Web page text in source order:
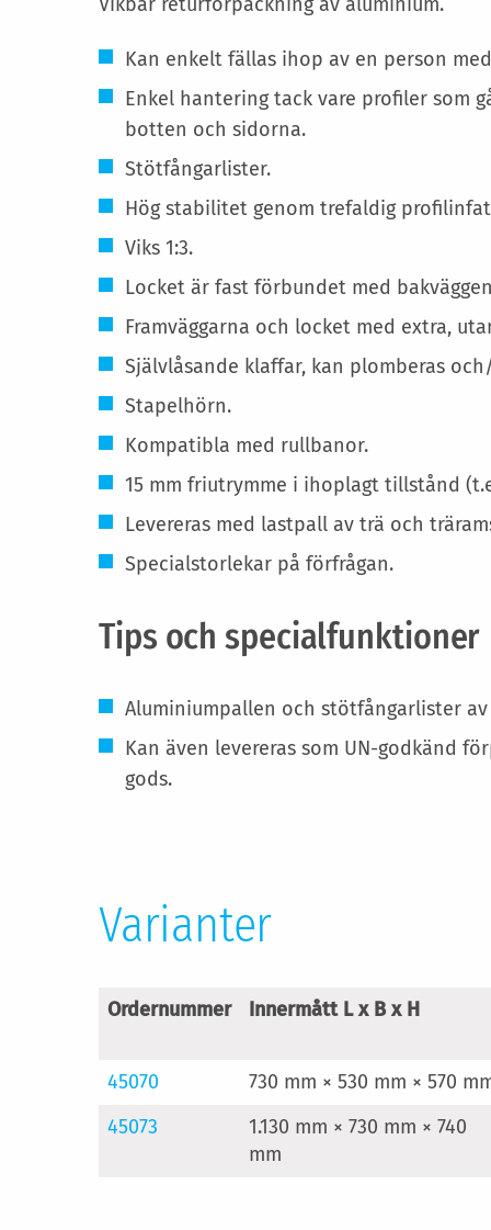
Kan enkelt fällas ihop av en person
Enkel hantering tack vare profiler som
botten och sidorna.
Stötfångarlister.
Hög stabilitet genom trefaldig
Viks 1:3.
Locket är fast förbundet med
Framväggarna och locket med extra,
Självlåsande klaffar, kan plomberas
Stapelhörn.
Kompatibla med rullbanor.
15 mm friutrymme i ihoplagt tillstånd
Levereras med lastpall av trä och
Specialstorlekar på förfrågan.
Tips och specialfunktioner
Aluminiumpallen och stötfångarlister
Kan även levereras som UN-godkänd
gods.
Varianter
Ordernummer Innermått L x B x H
45070
730 mm × 530 mm × 570
45073
1.130 mm × 730 mm × 740
mm